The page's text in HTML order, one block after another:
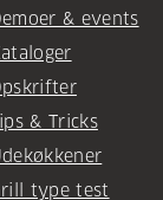
& events
& Tricks
type test